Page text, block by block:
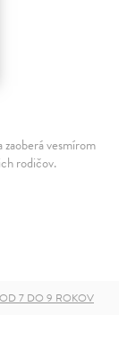
vesmírom
rodičov.
OD 7 DO 9 ROKOV